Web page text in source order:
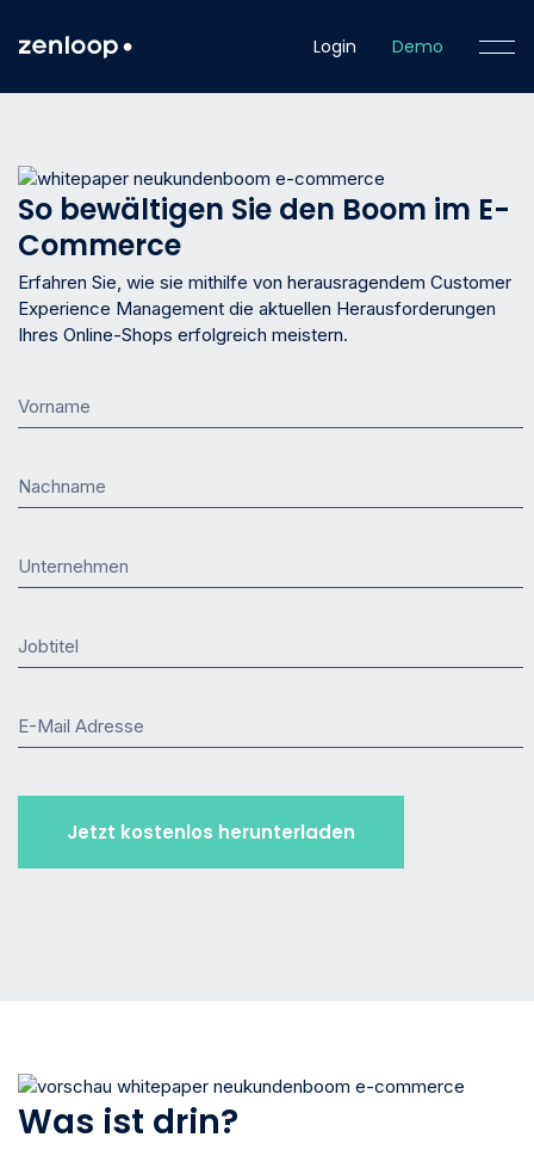
Login Demo
So bewältigen Sie den Boom im E-
Commerce
Erfahren Sie, wie sie mithilfe von herausragendem Customer
Experience Management die aktuellen Herausforderungen
Ihres Online-Shops erfolgreich meistern.
Vorname
Nachname
Unternehmen
Jobtitel
E-Mail Adresse
Was ist drin?